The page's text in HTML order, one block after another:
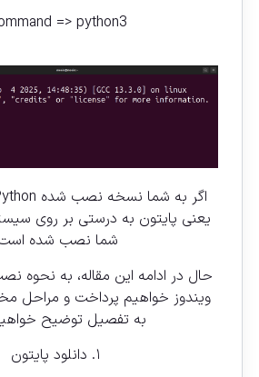
=> python3
یعنی پایتون به درستی بر روی
شما نصب شده
ویندوز خواهیم پرداخت و مراحل
به تفصیل توضیح
۱. دانلود پایتون